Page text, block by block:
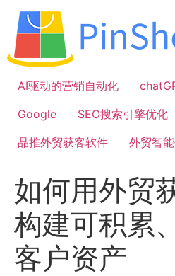
容
AI驱动的营销自动化
Google
SEO搜索引擎优化
品推外贸获客软件
外贸智
如何用外贸
构建可积累
客户资产